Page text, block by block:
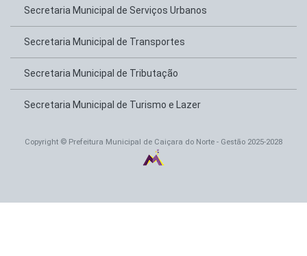
Secretaria Municipal de Serviços Urbanos
Secretaria Municipal de Transportes
Secretaria Municipal de Tributação
Secretaria Municipal de Turismo e Lazer
Copyright © Prefeitura Municipal de Caiçara do Norte - Gestão 2025-2028